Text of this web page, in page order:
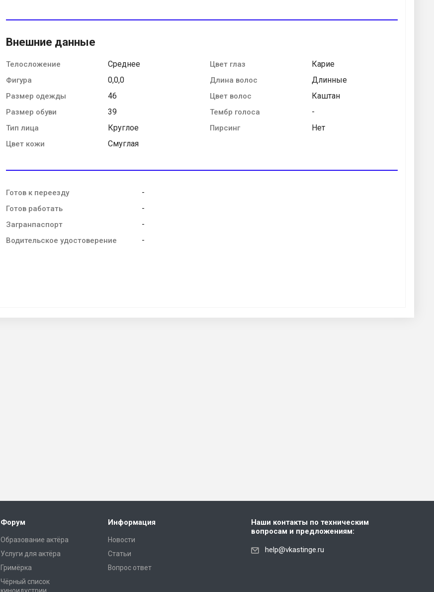
Внешние данные
Телосложение Среднее
Фигура 0,0,0
Размер одежды 46
Размер обуви 39
Тип лица Круглое
Цвет кожи Смуглая
Цвет глаз Карие
Длина волос Длинные
Цвет волос Каштан
Тембр голоса -
Пирсинг Нет
Готов к переезду -
Готов работать -
Загранпаспорт -
Водительское удостоверение -
Форум
Образование актёра
Услуги для актёра
Гримёрка
Чёрный список
Информация
Новости
Статьи
Вопрос ответ
Наши контакты по техническим
вопросам и предложениям:
help@vkastinge.ru